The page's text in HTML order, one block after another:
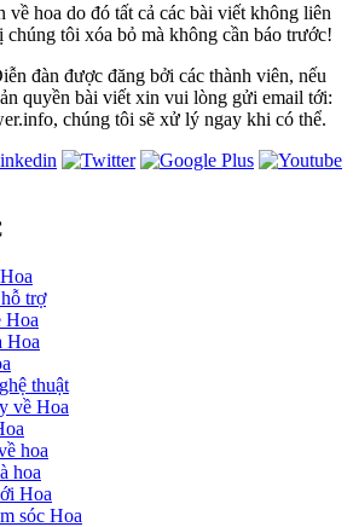
hoa do đó tất cả các bài viết không liên
chúng tôi xóa bỏ mà không cần báo trước!
đàn được đăng bởi các thành viên, nếu
quyền bài viết xin vui lòng gửi email tới:
chúng tôi sẽ xử lý ngay khi có thể.
trợ
Hoa
Hoa
thuật
về Hoa
hoa
hoa
Hoa
sóc Hoa